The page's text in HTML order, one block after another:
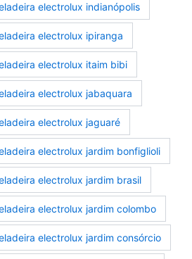
electrolux indianópolis
electrolux ipiranga
electrolux itaim bibi
electrolux jabaquara
electrolux jaguaré
electrolux jardim bonfiglioli
electrolux jardim brasil
electrolux jardim colombo
electrolux jardim consórcio